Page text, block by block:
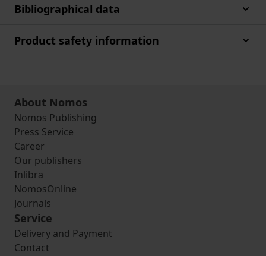
Bibliographical data
Product safety information
About Nomos
Nomos Publishing
Press Service
Career
Our publishers
Inlibra
NomosOnline
Journals
Service
Delivery and Payment
Contact